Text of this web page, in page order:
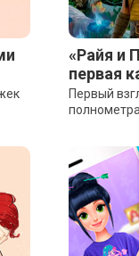
«Райя и
первая
Первый